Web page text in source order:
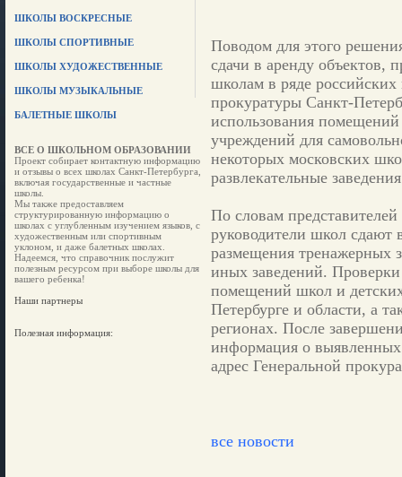
ШКОЛЫ ВОСКРЕСНЫЕ
ШКОЛЫ СПОРТИВНЫЕ
ШКОЛЫ ХУДОЖЕСТВЕННЫЕ
ШКОЛЫ МУЗЫКАЛЬНЫЕ
БАЛЕТНЫЕ ШКОЛЫ
ВСЕ О ШКОЛЬНОМ ОБРАЗОВАНИИ
Проект собирает контактную информацию
и отзывы о всех школах Санкт-Петербурга,
включая государственные и частные
школы.
Мы также предоставляем
структурированную информацию о
школах с углубленным изучением языков, с
художественным или спортивным
уклоном, и даже балетных школах.
Надеемся, что справочник послужит
полезным ресурсом при выборе школы для
вашего ребенка!
Наши партнеры
Полезная информация:
Поводом для этого
сдачи в аренду объектов,
школам в ряде
прокуратуры Санкт-
использования
учреждений для
некоторых московских
развлекательные
По словам
руководители школ сдают
размещения тренажерных
иных заведений.
помещений школ и
Петербурге и области, а
регионах. После
информация о выявленных
адрес Генеральной
все новости